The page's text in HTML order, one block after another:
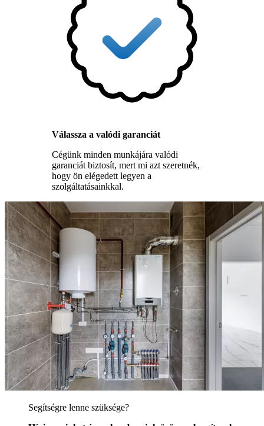
Válassza a valódi garanciát
Cégünk minden munkájára valódi
garanciát biztosít, mert mi azt szeretnék,
hogy ön elégedett legyen a
szolgáltatásainkkal.
Segítségre lenne szüksége?